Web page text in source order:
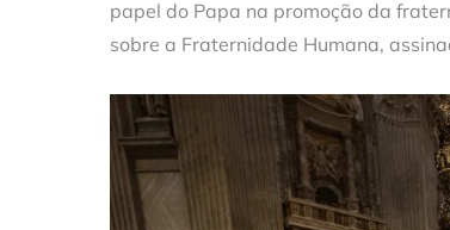
papel do Papa na promoção da
sobre a Fraternidade Humana,